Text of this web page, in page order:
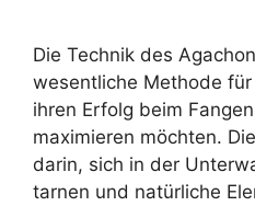
Die Technik des
wesentliche Methode
ihren Erfolg beim
maximieren möchten.
darin, sich in der
tarnen und natürliche